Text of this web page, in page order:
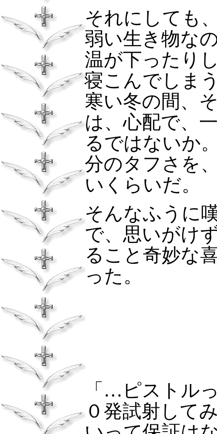
それにしても
弱い生き物な
温が下ったり
寝こんでしま
寒い冬の間、
は、心配で、
るではないか
分のタフさを
いくらいだ。
そんなふうに
で、思いがけ
ること奇妙な
った。
「…ピストル
０発試射して